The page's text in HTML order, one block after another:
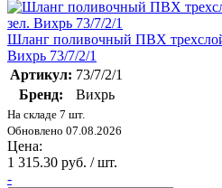
Шланг поливочный ПВХ
Вихрь 73/7/2/1
Артикул: 73/7/2/1
Бренд:
Вихрь
На складе 7 шт.
Обновлено 07.08.2026
Цена:
1 315.30 руб. / шт.
-